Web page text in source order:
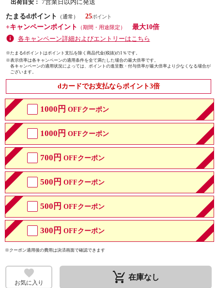
出荷目安： 7営業日以内に発送
たまるdポイント
（通常）
25
+キャンペーンポイント
（期間・用途限定）
最大10倍
各キャンペーン詳細およびエントリーはこちら
※たまるdポイントはポイント支払を除く商品代金(税抜)の1％です。
※表示倍率は各キャンペーンの適用条件を全て満たした場合の最大倍率です。
各キャンペーンの適用状況によっては、ポイントの進呈数・付与倍率が最大倍率より少なくなる場合が
ございます。
dカードでお支払ならポイント3倍
1000円 OFFクーポン
1000円 OFFクーポン
700円 OFFクーポン
500円 OFFクーポン
500円 OFFクーポン
300円 OFFクーポン
※クーポン適用後の費用は決済画面で確認できます
お気に入り remove_shopping_cart 在庫なし